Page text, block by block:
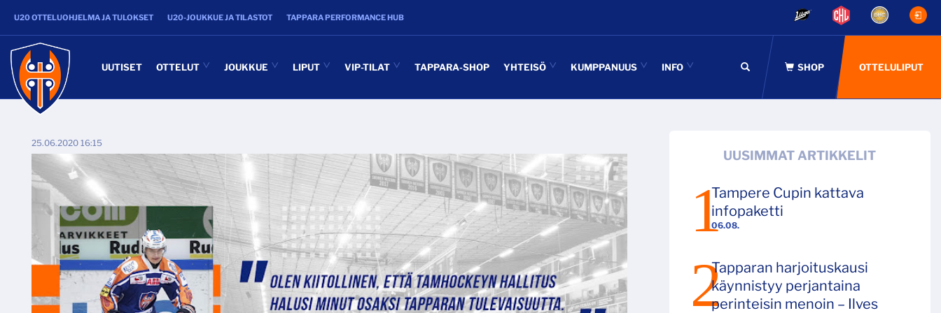
U20 OTTELUOHJELMA JA TULOKSET U20-JOUKKUE JA TILASTOT TAPPARA PERFORMANCE HUB
OTTELULIPUT
UUTISET OTTELUT JOUKKUE LIPUT VIP-TILAT TAPPARA-SHOP YHTEISÖ KUMPPANUUS INFO
25.06.2020 16:15
UUSIMMAT ARTIKKELIT
06.08.
Tampere Cupin kattava
infopaketti
Tapparan harjoituskausi
käynnistyy perjantaina
perinteisin menoin – Ilves